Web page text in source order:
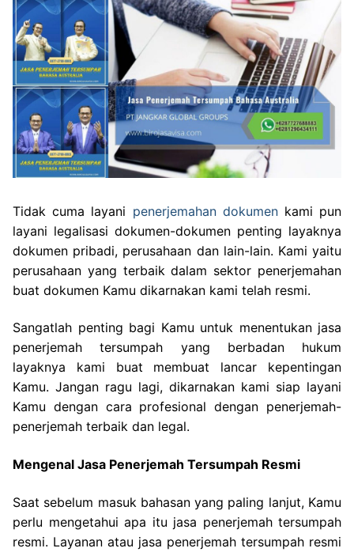
Tidak cuma layani penerjemahan dokumenkami pun
layani legalisasi dokumen-dokumen penting layaknya
dokumen pribadi, perusahaan dan lain-lain. Kami yaitu
perusahaan yang terbaik dalam sektor penerjemahan
buat dokumen Kamu dikarnakan kami telah resmi.
Sangatlah penting bagi Kamu untuk menentukan jasa
penerjemah tersumpah yang berbadan hukum
layaknya kami buat membuat lancar kepentingan
Kamu. Jangan ragu lagi, dikarnakan kami siap layani
Kamu dengan cara profesional dengan penerjemah-
penerjemah terbaik dan legal.
Mengenal Jasa Penerjemah Tersumpah Resmi
Saat sebelum masuk bahasan yang paling lanjut, Kamu
perlu mengetahui apa itu jasa penerjemah tersumpah
resmi. Layanan atau jasa penerjemah tersumpah resmi